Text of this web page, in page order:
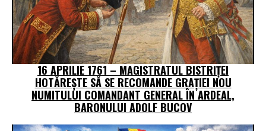
16 APRILIE 1761 – MAGISTRATUL BISTRIŢEI
HOTĂREŞTE SĂ SE RECOMANDE GRAŢIEI NOU
NUMITULUI COMANDANT GENERAL ÎN ARDEAL,
BARONULUI ADOLF BUCOV